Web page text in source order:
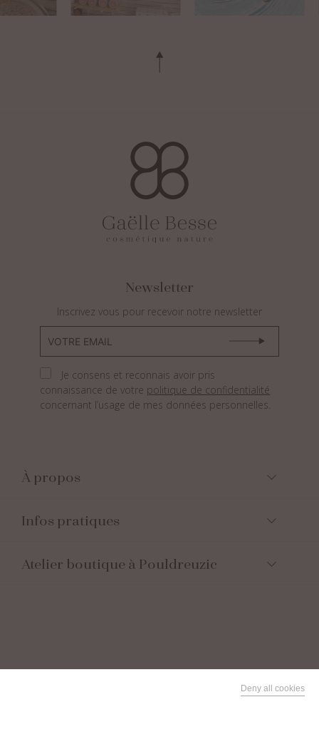
Newsletter
Inscrivez vous pour recevoir notre newsletter
Je consens et reconnais avoir pris
connaissance de votre politique de confidentialité
concernant l’usage de mes données personnelles.
À propos
Infos pratiques
Atelier boutique à Pouldreuzic
Deny all cookies